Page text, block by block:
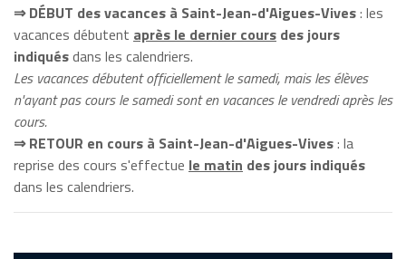
⇒ DÉBUT des vacances à Saint-Jean-d'Aigues-Vives: les
vacances débutent après le dernier cours des jours
indiquésdans les calendriers.
Les vacances débutent officiellement le samedi, mais les élèves
n'ayant pas cours le samedi sont en vacances le vendredi après les
cours.
⇒ RETOUR en cours à Saint-Jean-d'Aigues-Vives: la
reprise des cours s'effectue le matin des jours indiqués
dans les calendriers.